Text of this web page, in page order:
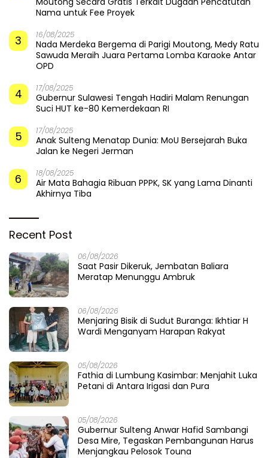
Nama untuk Fee Proyek
3 16/08/2025
Nada Merdeka Bergema di Parigi Moutong, Medy Ratu
Sawuda Meraih Juara Pertama Lomba Karaoke Antar
OPD
4 17/08/2025
Gubernur Sulawesi Tengah Hadiri Malam Renungan
Suci HUT ke-80 Kemerdekaan RI
5 17/08/2025
Anak Sulteng Menatap Dunia: MoU Bersejarah Buka
Jalan ke Negeri Jerman
6 18/08/2025
Air Mata Bahagia Ribuan PPPK, SK yang Lama Dinanti
Akhirnya Tiba
Recent Post
06/08/2026
Saat Pasir Dikeruk, Jembatan Baliara
Meratap Menunggu Ambruk
06/08/2026
Menjaring Bisik di Sudut Buranga: Ikhtiar H
Wardi Menganyam Harapan Rakyat
05/08/2026
Fathia di Lumbung Kasimbar: Menjahit Luka
Petani di Antara Irigasi dan Pura
05/08/2026
Gubernur Sulteng Anwar Hafid Sambangi
Desa Mire, Tegaskan Pembangunan Harus
Menjangkau Pelosok Touna